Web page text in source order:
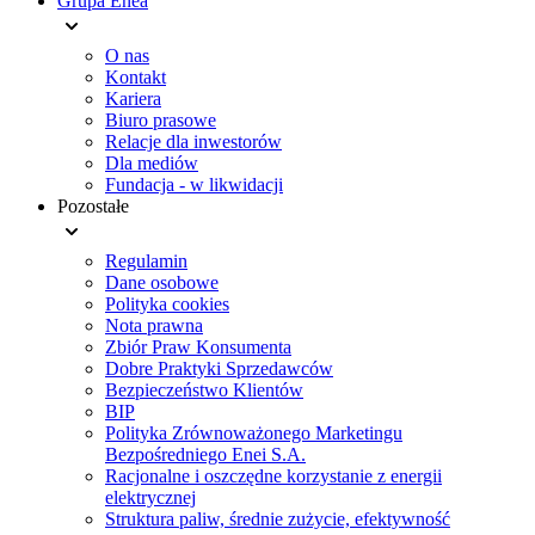
O nas
Kontakt
Kariera
Biuro prasowe
Relacje dla inwestorów
Dla mediów
Fundacja - w likwidacji
Pozostałe
Regulamin
Dane osobowe
Polityka cookies
Nota prawna
Zbiór Praw Konsumenta
Dobre Praktyki Sprzedawców
Bezpieczeństwo Klientów
BIP
Polityka Zrównoważonego Marketingu
Bezpośredniego Enei S.A.
Racjonalne i oszczędne korzystanie z energii
elektrycznej
Struktura paliw, średnie zużycie, efektywność